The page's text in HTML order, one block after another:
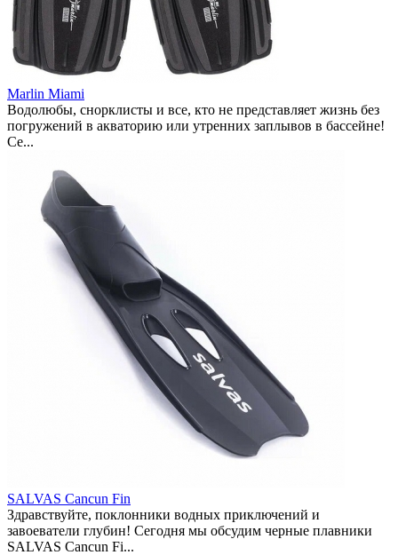
Marlin Miami
Водолюбы, снорклисты и все, кто не представляет жизнь без
погружений в акваторию или утренних заплывов в бассейне!
Се...
SALVAS Cancun Fin
Здравствуйте, поклонники водных приключений и
завоеватели глубин! Сегодня мы обсудим черные плавники
SALVAS Cancun Fi...